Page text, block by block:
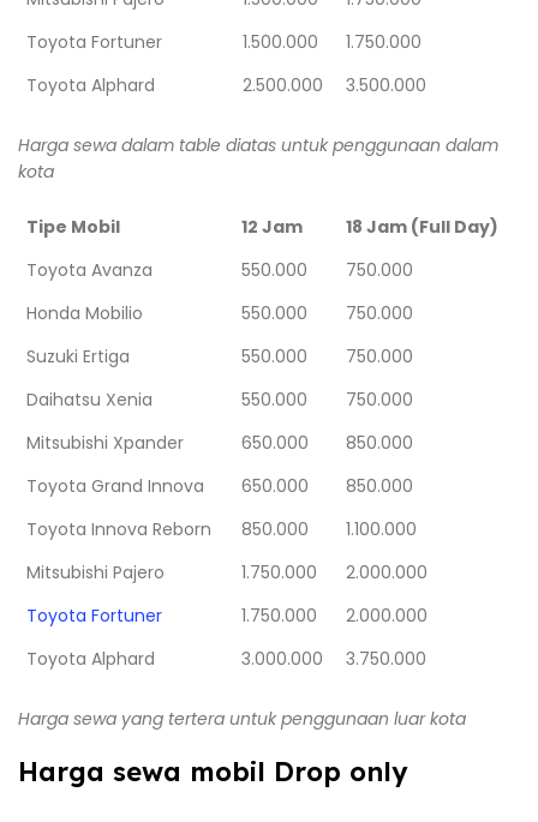
Toyota Fortuner
1.500.000
1.750.000
Toyota Alphard
2.500.000 3.500.000
Harga sewa dalam table diatas untuk penggunaan dalam
kota
Tipe Mobil 12 Jam
18 Jam (Full Day)
Toyota Avanza
550.000
750.000
Honda Mobilio
550.000
750.000
Suzuki Ertiga
550.000
750.000
Daihatsu Xenia
550.000
750.000
Mitsubishi Xpander
650.000
850.000
Toyota Grand Innova
650.000
850.000
Toyota Innova Reborn
850.000
1.100.000
Mitsubishi Pajero
1.750.000
2.000.000
Toyota Fortuner
1.750.000
2.000.000
Toyota Alphard
3.000.000 3.750.000
Harga sewa yang tertera untuk penggunaan luar kota
Harga sewa mobil Drop only